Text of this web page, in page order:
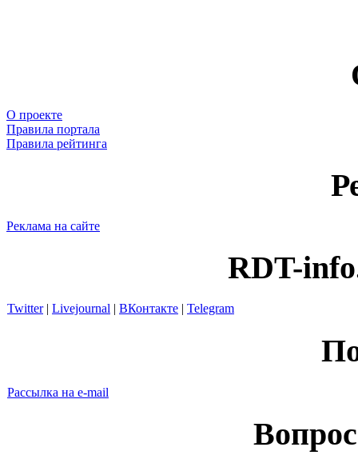
О проекте
Правила портала
Правила рейтинга
Реклама на сайте
RDT-
Twitter| Livejournal | ВКонтакте | Telegram
Рассылка на e-mail